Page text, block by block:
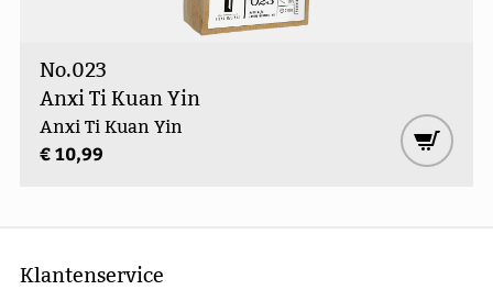
No.023
Anxi Ti Kuan Yin
Anxi Ti Kuan Yin
€ 10,99
Klantenservice